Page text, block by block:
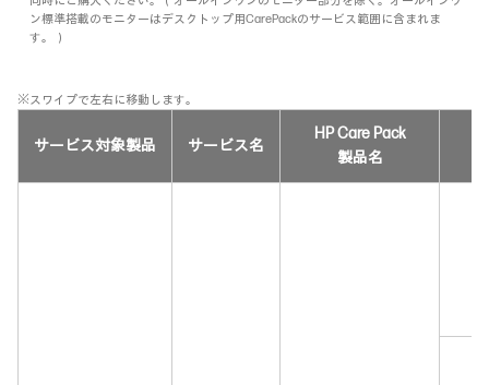
ン標準搭載のモニターはデスクトップ用CarePackのサービス範囲に含まれま
す。）
※スワイプで左右に移動します。
サービス対象製品 サービス名
HP Care Pack
製品名